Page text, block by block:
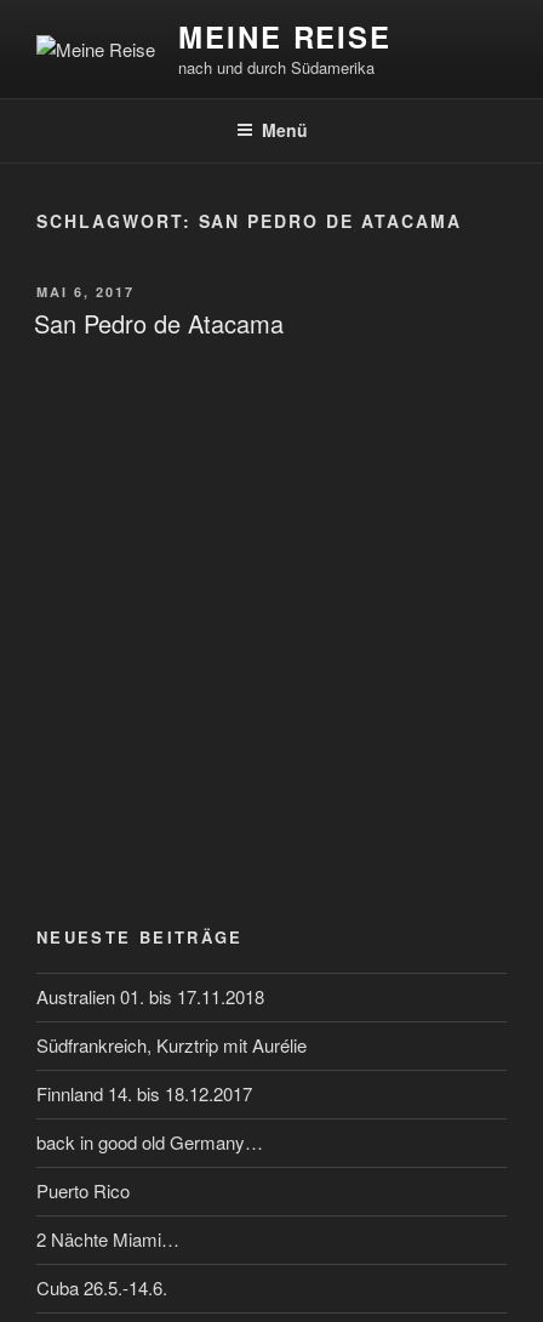
Inhalt
MEINE REISE
nach und durch Südamerika
Menü
SCHLAGWORT: SAN PEDRO DE ATACAMA
VERÖFFENTLICHT
AM
MAI 6, 2017
San Pedro de Atacama
NEUESTE BEITRÄGE
Australien 01. bis 17.11.2018
Südfrankreich, Kurztrip mit Aurélie
Finnland 14. bis 18.12.2017
back in good old Germany…
Puerto Rico
2 Nächte Miami…
Cuba 26.5.-14.6.